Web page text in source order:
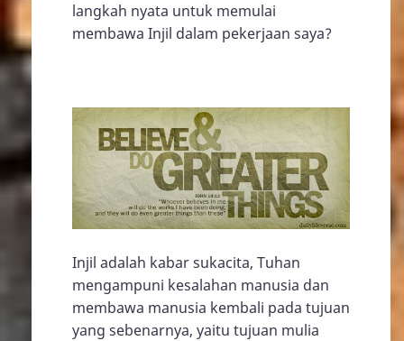
langkah nyata untuk memulai
membawa Injil dalam pekerjaan saya?
Injil adalah kabar sukacita, Tuhan
mengampuni kesalahan manusia dan
membawa manusia kembali pada tujuan
yang sebenarnya, yaitu tujuan mulia